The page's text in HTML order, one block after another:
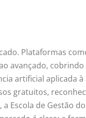
Plataformas
avançado,
artificial aplicada
gratuitos,
Escola de Gestão